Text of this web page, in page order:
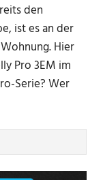
den
ist es an der
Hier
Pro 3EM im
Serie? Wer